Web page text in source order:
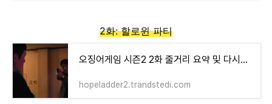
2화: 할로윈 파티
오징어게임 시즌2 2화 줄거리 요약 및 다시보기
hopeladder2.trandstedi.com